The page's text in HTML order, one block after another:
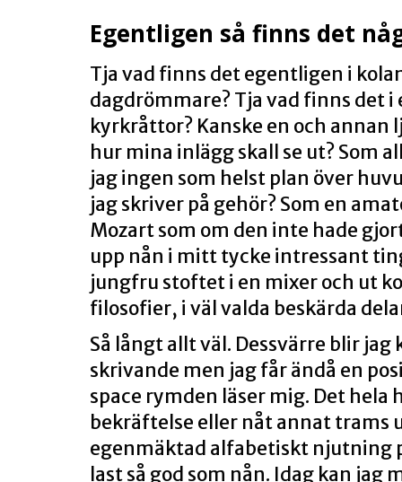
Egentligen så finns det
Tja vad finns det egentligen i
dagdrömmare? Tja vad finns det
kyrkråttor? Kanske en och annan
hur mina inlägg skall se ut? Som
jag ingen som helst plan över
jag skriver på gehör? Som en
Mozart som om den inte hade
upp nån i mitt tycke intressant
jungfru stoftet i en mixer och ut
filosofier, i väl valda beskärda
Så långt allt väl. Dessvärre blir
skrivande men jag får ändå en
space rymden läser mig. Det hela
bekräftelse eller nåt annat trams
egenmäktad alfabetiskt njutning
last så god som nån. Idag kan jag